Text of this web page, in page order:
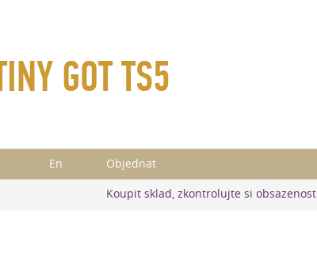
GOT TS5
En Objednat
Koupit sklad, zkontrolujte si obsazenost